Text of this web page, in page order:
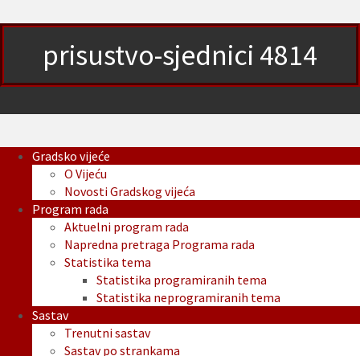
prisustvo-sjednici 4814
Gradsko vijeće
O Vijeću
Novosti Gradskog vijeća
Program rada
Aktuelni program rada
Napredna pretraga Programa rada
Statistika tema
Statistika programiranih tema
Statistika neprogramiranih tema
Sastav
Trenutni sastav
Sastav po strankama